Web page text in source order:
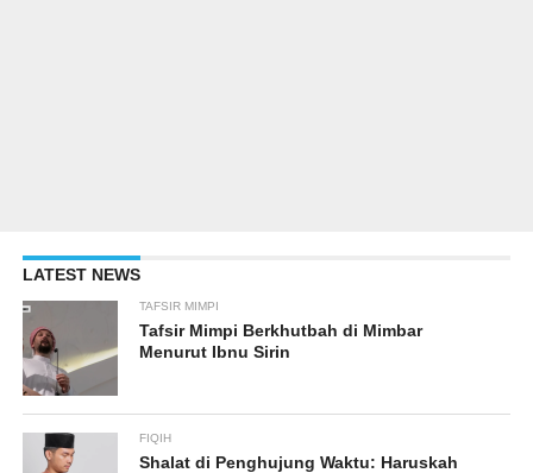
LATEST NEWS
TAFSIR MIMPI
Tafsir Mimpi Berkhutbah di Mimbar
Menurut Ibnu Sirin
FIQIH
Shalat di Penghujung Waktu: Haruskah